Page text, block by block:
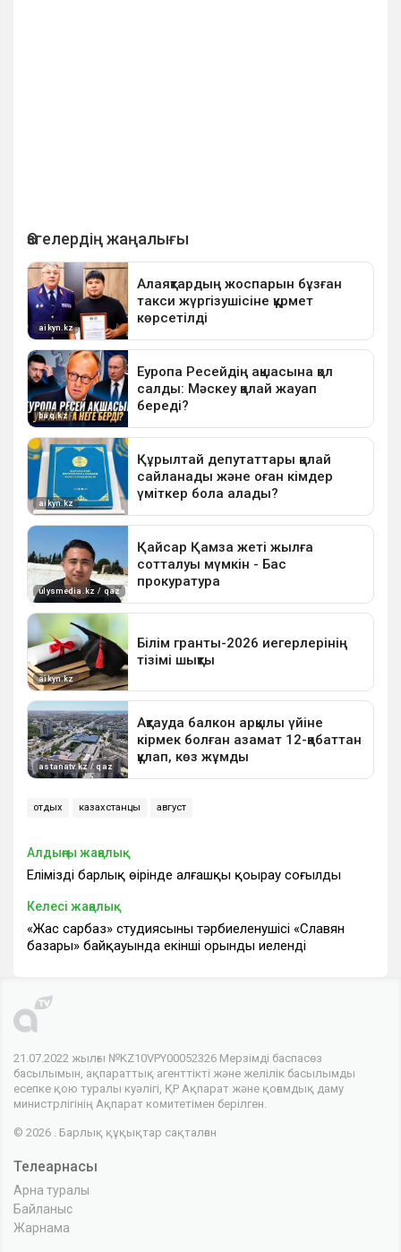
отдых казахстанцы август
Алдыңғы жаңалық
Еліміздің барлық өңірінде алғашқы қоңырау соғылды
Келесі жаңалық
«Жас сарбаз» студиясының тәрбиеленушісі «Славян
базары» байқауында екінші орынды иеленді
21.07.2022 жылғы №KZ10VPY00052326 Мерзімді баспасөз
басылымын, ақпараттық агенттікті және желілік басылымды
есепке қою туралы куәлігі, ҚР Ақпарат және қоғамдық даму
министрлігінің Ақпарат комитетімен берілген.
© 2026 . Барлық құқықтар сақталған
Телеарнасы
Арна туралы
Байланыс
Жарнама